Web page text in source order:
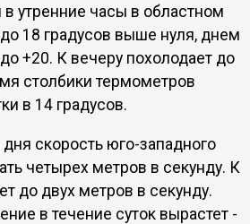
в утренние часы в областном
18 градусов выше нуля, днем
+20. К вечеру похолодает до
столбики термометров
в 14 градусов.
скорость юго-западного
четырех метров в секунду. К
до двух метров в секунду.
в течение суток вырастет -